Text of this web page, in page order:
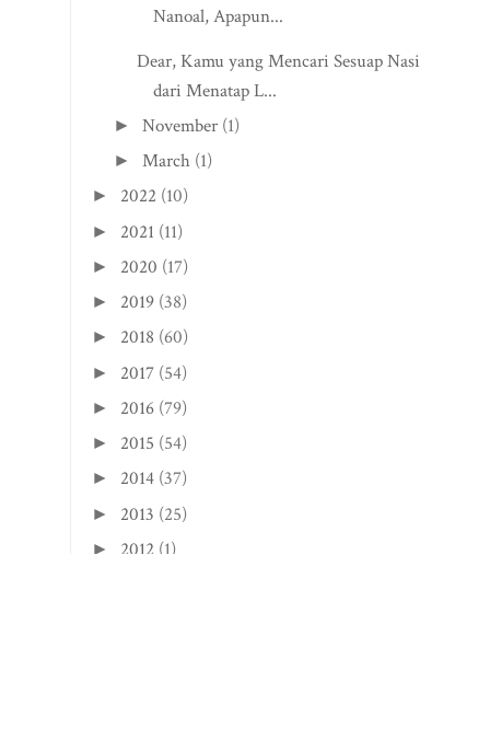
Nanoal, Apapun...
Dear, Kamu yang Mencari Sesuap Nasi
dari Menatap L...
►November (1)
►March (1)
► 2022 (10)
► 2021 (11)
► 2020 (17)
► 2019 (38)
► 2018 (60)
► 2017 (54)
► 2016 (79)
► 2015 (54)
► 2014 (37)
► 2013 (25)
► 2012 (1)